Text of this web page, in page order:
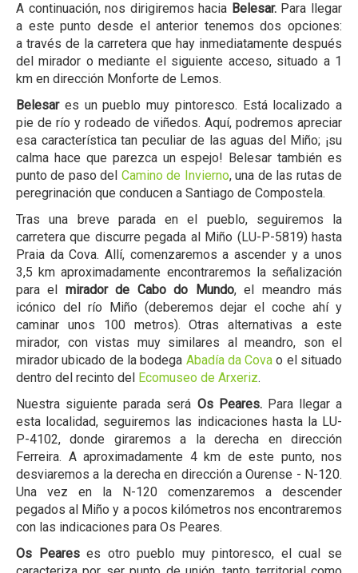
A continuación, nos dirigiremos hacia Belesar.Para llegar
a este punto desde el anterior tenemos dos opciones:
a través de la carretera que hay inmediatamente después
del mirador o mediante el siguiente acceso, situado a 1
km en dirección Monforte de Lemos.
Belesar es un pueblo muy pintoresco. Está localizado a
pie de río y rodeado de viñedos. Aquí, podremos apreciar
esa característica tan peculiar de las aguas del Miño; ¡su
calma hace que parezca un espejo! Belesar también es
punto de paso del Camino de Invierno, una de las rutas de
peregrinación que conducen a Santiago de Compostela.
Tras una breve parada en el pueblo, seguiremos la
carretera que discurre pegada al Miño (LU-P-5819) hasta
Praia da Cova. Allí, comenzaremos a ascender y a unos
3,5 km aproximadamente encontraremos la señalización
para el mirador de Cabo do Mundo, el meandro más
icónico del río Miño (deberemos dejar el coche ahí y
caminar unos 100 metros). Otras alternativas a este
mirador, con vistas muy similares al meandro, son el
mirador ubicado de la bodega Abadía da Cova o el situado
dentro del recinto del Ecomuseo de Arxeriz.
Nuestra siguiente parada será Os Peares. Para llegar a
esta localidad, seguiremos las indicaciones hasta la LU-
P-4102, donde giraremos a la derecha en dirección
Ferreira. A aproximadamente 4 km de este punto, nos
desviaremos a la derecha en dirección a Ourense - N-120.
Una vez en la N-120 comenzaremos a descender
pegados al Miño y a pocos kilómetros nos encontraremos
con las indicaciones para Os Peares.
Os Peareses otro pueblo muy pintoresco, el cual se